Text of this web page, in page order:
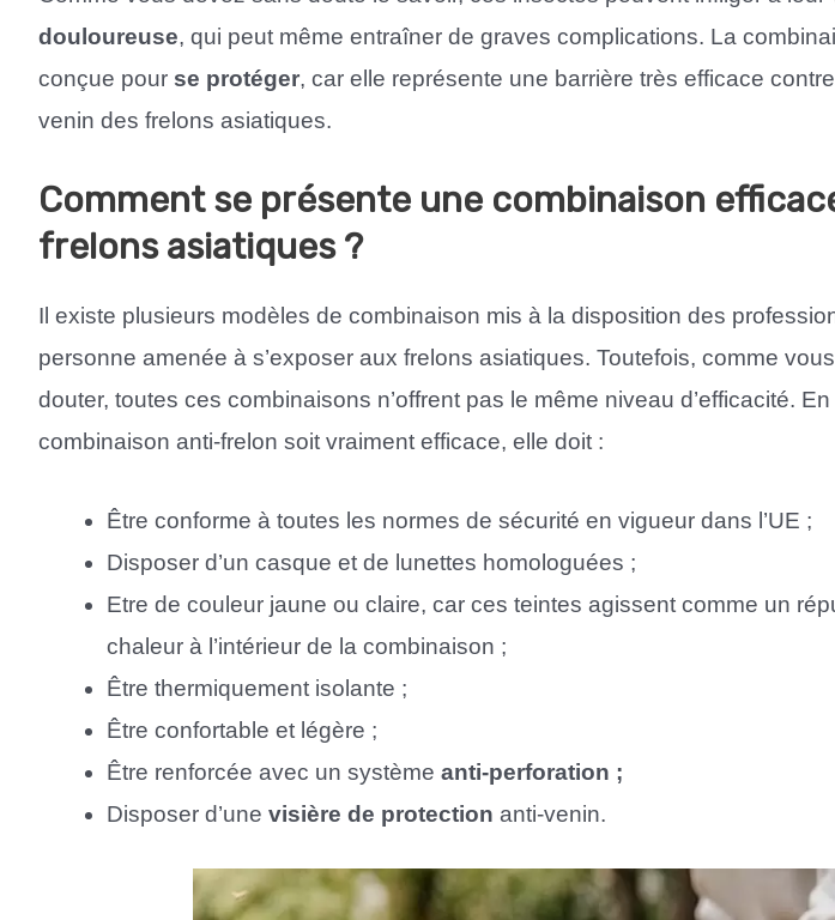
douloureuse, qui peut même entraîner de graves complications. La
conçue pour se protéger, car elle représente une barrière très efficace
venin des frelons asiatiques.
Comment se présente une combinaison
frelons asiatiques ?
Il existe plusieurs modèles de combinaison mis à la disposition des
personne amenée à s’exposer aux frelons asiatiques. Toutefois, comme
douter, toutes ces combinaisons n’offrent pas le même niveau d’efficacité. En
combinaison anti-frelon soit vraiment efficace, elle doit :
Être conforme à toutes les normes de sécurité en vigueur dans l’UE ;
Disposer d’un casque et de lunettes homologuées ;
Etre de couleur jaune ou claire, car ces teintes agissent comme un
chaleur à l’intérieur de la combinaison ;
Être thermiquement isolante ;
Être confortable et légère ;
Être renforcée avec un système anti-perforation ;
Disposer d’une visière de protection anti-venin.